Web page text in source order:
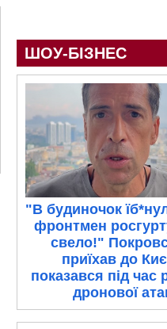
ШОУ-БІЗНЕС
"В будиночок
фронтмен
свело!"
приїхав до
показався під час
дронової